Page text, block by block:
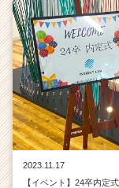
2023.11.17
【イベント】24卒内定